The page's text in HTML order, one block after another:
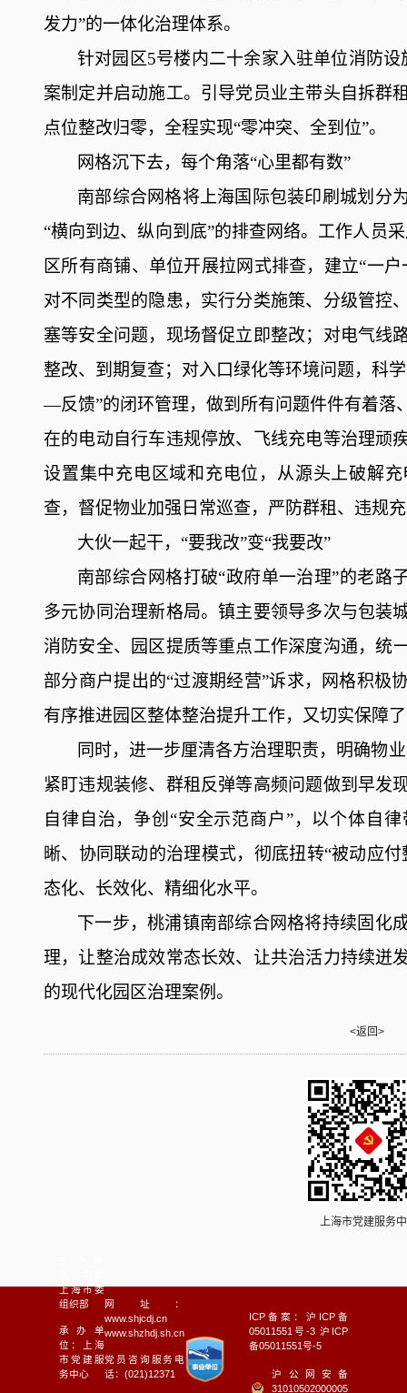
发力”的一体化治理体系。
针对园区5号楼内二十余家入驻单位消防设
案制定并启动施工。 引导党员业主带头自拆群
点位整改归零， 全程实现“零冲突、全到位”。
网格沉下去， 每个角落“心里都有数”
南部综合网格将 上海国际包装印刷城划分
“横向到边、纵向到底”的排查网络。工作人员
区所有商铺、单位开展拉网式排查，建立“一
对不同类型的隐患， 实行分类施策、分级管控
塞等安全问题， 现场督促立即整改； 对电气线
整改、 到期复查； 对入口绿化等环境问题， 科学
—反馈”的闭环管理， 做到 所有问题件件有着落
在的电动自行车违规停放、 飞线充电等治理顽
设置集中充电区域和充电位，从源头上破解
查，督促物业加强日常巡查， 严防群租 、 违规
大伙一起干， “要我改”变“我要改”
南部综合网格打破“政府单一治理”的老
多元协同 治理新格局。镇主要领导多次与包装
消防安全、 园区提质等重点工作深度沟通，统
部分商户提出的“过渡期经营”诉求，网格积极
有序推进园区整体整治提升工作，又切实保障
同时，进一步厘清各方治理职责，明确物
紧盯违规装修、群租反弹等高频问题做到早发
自律自治，争创 “安全示范商户”， 以个体 自律
晰、协同联动的治理模式， 彻底扭转“被动应付
态化、长效化、精细化水平。
下一步，桃浦镇南部综合网格将持续固化
理，让整治成效常态长效、让共治活力持续迸
的现代化园区治理案例。
<返回>
上海市党建服务
上海市委
组织部
承办单
位：上海
市党建服
务中心
网址：
www.shjcdj.cn
www.shzhdj.sh.cn
党员咨询服务电
话：(021)12371
ICP备案：沪ICP备
05011551号-3 沪ICP
备05011551号-5
沪公网安备
31010502000005